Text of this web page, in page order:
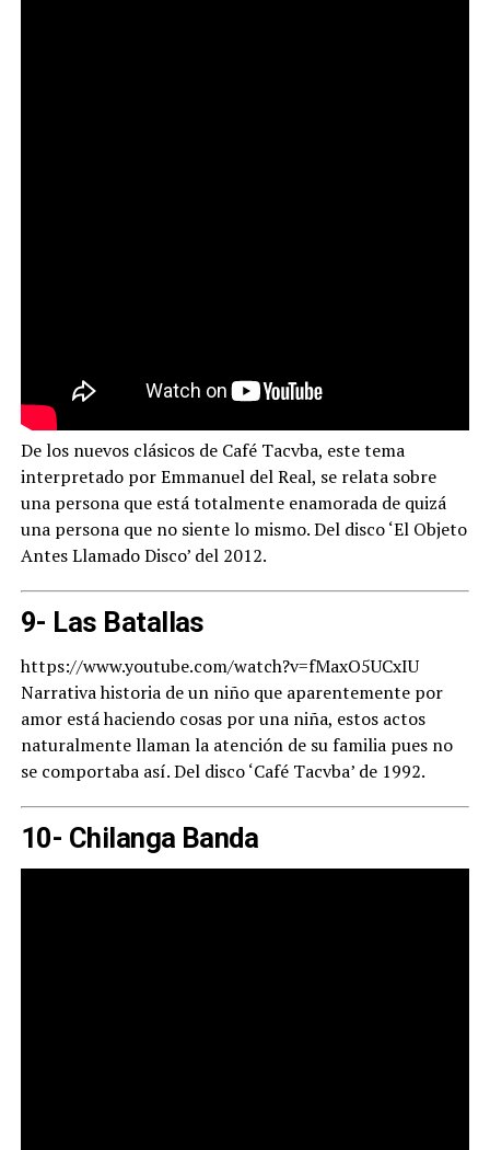
De los nuevos clásicos de Café Tacvba, este tema
interpretado por Emmanuel del Real, se relata sobre
una persona que está totalmente enamorada de quizá
una persona que no siente lo mismo. Del disco ‘El Objeto
Antes Llamado Disco’ del 2012.
9- Las Batallas
https://www.youtube.com/watch?v=fMaxO5UCxIU
Narrativa historia de un niño que aparentemente por
amor está haciendo cosas por una niña, estos actos
naturalmente llaman la atención de su familia pues no
se comportaba así. Del disco ‘Café Tacvba’ de 1992.
10- Chilanga Banda